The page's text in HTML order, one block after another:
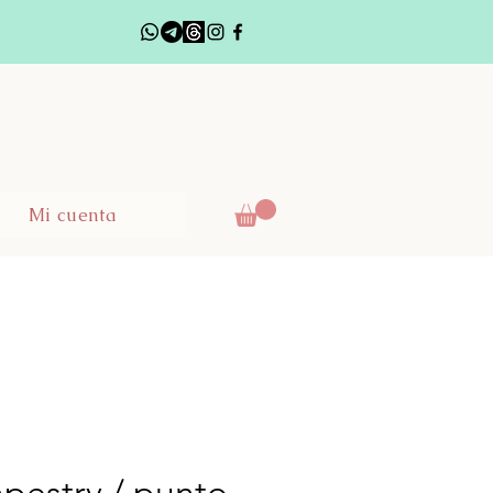
Mi cuenta